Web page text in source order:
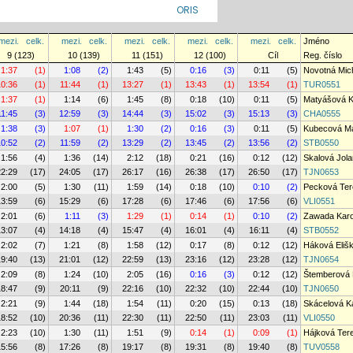
ORIS
celk. mezi. celk. mezi. celk. mezi. celk. mezi. celk.
Jméno
9 (123) 10 (139) 11 (151) 12 (100) Cíl
Reg. číslo
1:37 (1) 1:08 (2) 1:43 (5) 0:16 (3) 0:11 (5)
Novotná
(1) 11:44 (1) 13:27 (1) 13:43 (1) 13:54 (1)
TUR0551
1:37 (1) 1:14 (6) 1:45 (8) 0:18 (10) 0:11 (5)
Matyášová
(3) 12:59 (3) 14:44 (3) 15:02 (3) 15:13 (3)
CHA0555
1:38 (3) 1:07 (1) 1:30 (2) 0:16 (3) 0:11 (5)
Kubecová
(2) 11:59 (2) 13:29 (2) 13:45 (2) 13:56 (2)
STB0550
1:56 (4) 1:36 (14) 2:12 (18) 0:21 (16) 0:12 (12)
Skalová
(17) 24:05 (17) 26:17 (16) 26:38 (17) 26:50 (17)
TJN0653
2:00 (5) 1:30 (11) 1:59 (14) 0:18 (10) 0:10 (2)
Pecková
(6) 15:29 (6) 17:28 (6) 17:46 (6) 17:56 (6)
VLI0551
2:01 (6) 1:11 (3) 1:29 (1) 0:14 (1) 0:10 (2)
Zawada
(4) 14:18 (4) 15:47 (4) 16:01 (4) 16:11 (4)
STB0552
2:02 (7) 1:21 (8) 1:58 (12) 0:17 (8) 0:12 (12)
Háková
(13) 21:01 (12) 22:59 (13) 23:16 (12) 23:28 (12)
TJN0654
2:09 (8) 1:24 (10) 2:05 (16) 0:16 (3) 0:12 (12)
Štemberová
(9) 20:11 (9) 22:16 (10) 22:32 (10) 22:44 (10)
TJN0650
2:21 (9) 1:44 (18) 1:54 (11) 0:20 (15) 0:13 (18)
Skácelová
(10) 20:36 (11) 22:30 (11) 22:50 (11) 23:03 (11)
VLI0550
2:23 (10) 1:30 (11) 1:51 (9) 0:14 (1) 0:09 (1)
Hájková
(8) 17:26 (8) 19:17 (8) 19:31 (8) 19:40 (8)
TUV0558